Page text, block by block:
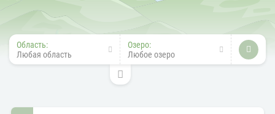
Область:
Любая область
Озеро:
Любое озеро